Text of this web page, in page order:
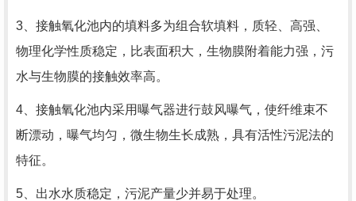
3、接触氧化池内的填料多为组合软填料，质轻、高强、
物理化学性质稳定，比表面积大，生物膜附着能力强，污
水与生物膜的接触效率高。
4、接触氧化池内采用曝气器进行鼓风曝气，使纤维束不
断漂动，曝气均匀，微生物生长成熟，具有活性污泥法的
特征。
5、出水水质稳定，污泥产量少并易于处理。